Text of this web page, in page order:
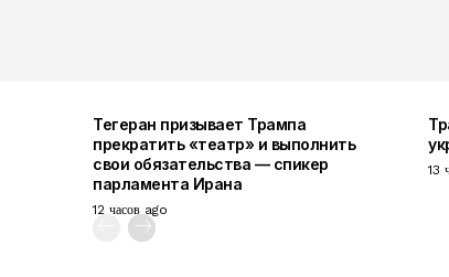
Тегеран призывает Трампа
прекратить «театр» и выполнить
свои обязательства — спикер
парламента Ирана
12 часов ago
13